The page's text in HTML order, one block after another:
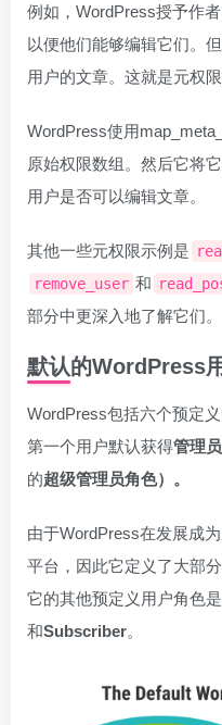
例如，WordPress授予作
以便他们能够编辑它们。
用户的文章。这就是元权
WordPress使用
原始权限数组。然后它将
用户是否可以编辑文章。
其他一些元权限示例是
remove_user 和
部分中更深入地了解它们。
默认的WordPress
WordPress包括六个预定
第一个用户默认获得管理员
的超级管理员角色）。
由于WordPress在发展成
平台，因此它定义了大部
它的其他预定义用户角色是
和Subscriber。